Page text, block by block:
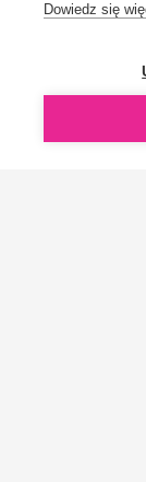
Dowiedz się